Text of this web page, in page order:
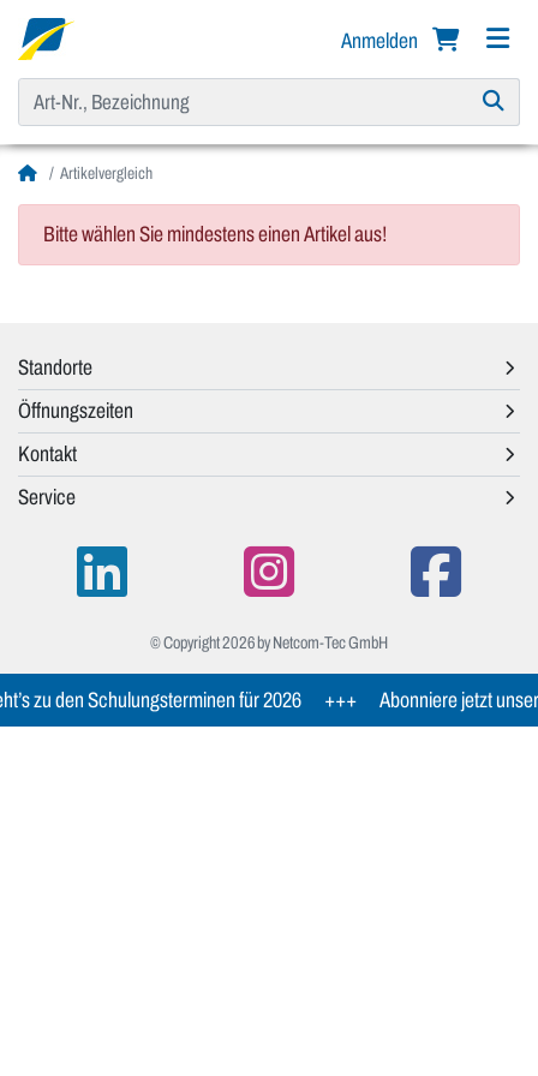
Anmelden
Artikelvergleich
Bitte wählen Sie mindestens einen Artikel aus!
Standorte
Öffnungszeiten
Kontakt
Service
© Copyright 2026 by Netcom-Tec GmbH
zu den Schulungsterminen für 2026 +++ Abonniere jetzt